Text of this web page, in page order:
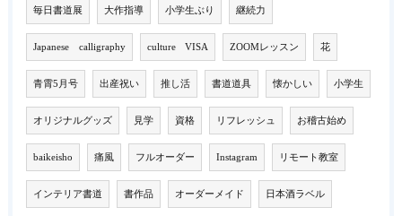
毎日書道展 大作指導 小学生ぶり 継続力
Japanese calligraphy culture VISA ZOOMレッスン 花
青霄5月号 出産祝い 推し活 書道道具 懐かしい 小学生
オリジナルグッズ 見学 資格 リフレッシュ お稽古始め
baikeisho 痛風 フルオーダー Instagram リモート教室
インテリア書道 書作品 オーダーメイド 日本酒ラベル